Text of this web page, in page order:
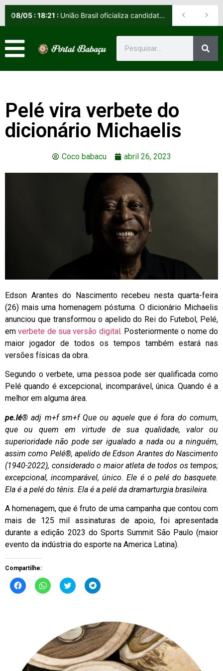
08/05 :18:21 : União Brasil oficializa candidatos e reafirma apoio a Orleans Brandão ao Governo do Maranhão
Pelé vira verbete do
dicionário Michaelis
Coco babacu abril 26, 2023
Edson Arantes do Nascimento recebeu nesta quarta-feira
(26) mais uma homenagem póstuma. O dicionário Michaelis
anunciou que transformou o apelido do Rei do Futebol, Pelé,
emverbete de sua versão digital. Posteriormente o nome do
maior jogador de todos os tempos também estará nas
versões físicas da obra.
Segundo o verbete, uma pessoa pode ser qualificada como
Pelé quando é excepcional, incomparável, única. Quando é a
melhor em alguma área.
pe.lé® adj m+f sm+f Que ou aquele que é fora do comum,
que ou quem em virtude de sua qualidade, valor ou
superioridade não pode ser igualado a nada ou a ninguém,
assim como Pelé®, apelido de Edson Arantes do Nascimento
(1940-2022), considerado o maior atleta de todos os tempos;
excepcional, incomparável, único. Ele é o pelé do basquete.
Ela é a pelé do tênis. Ela é a pelé da dramarturgia brasileira.
A homenagem, que é fruto de uma campanha que contou com
mais de 125 mil assinaturas de apoio, foi apresentada
durante a edição 2023 do Sports Summit São Paulo (maior
evento da indústria do esporte na America Latina).
Compartilhe:
Clique
para
Clique
para
Clique
para
nova
janela)
Clique
para
nova
janela)